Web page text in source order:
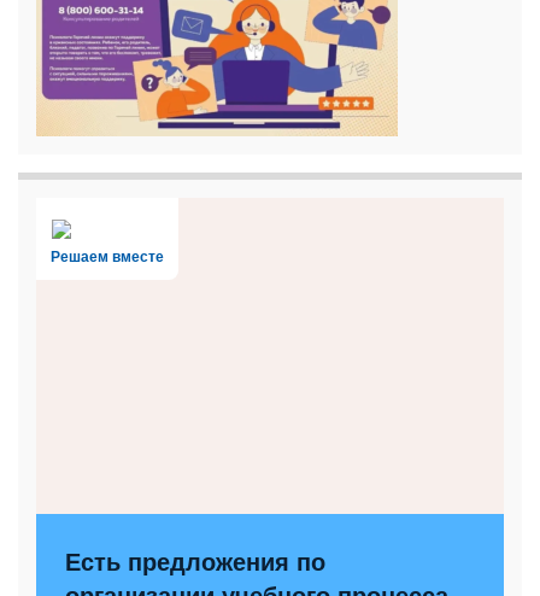
Решаем вместе
Есть предложения по